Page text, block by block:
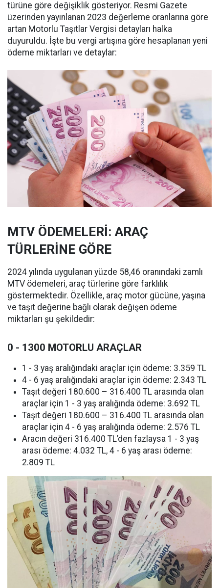
türüne göre değişiklik gösteriyor. Resmi Gazete
üzerinden yayınlanan 2023 değerleme oranlarına göre
artan Motorlu Taşıtlar Vergisi detayları halka
duyuruldu. İşte bu vergi artışına göre hesaplanan yeni
ödeme miktarları ve detaylar:
MTV ÖDEMELERİ: ARAÇ
TÜRLERİNE GÖRE
2024 yılında uygulanan yüzde 58,46 oranındaki zamlı
MTV ödemeleri, araç türlerine göre farklılık
göstermektedir. Özellikle, araç motor gücüne, yaşına
ve taşıt değerine bağlı olarak değişen ödeme
miktarları şu şekildedir:
0 - 1300 MOTORLU ARAÇLAR
1 - 3 yaş aralığındaki araçlar için ödeme: 3.359 TL
4 - 6 yaş aralığındaki araçlar için ödeme: 2.343 TL
Taşıt değeri 180.600 – 316.400 TL arasında olan
araçlar için 1 - 3 yaş aralığında ödeme: 3.692 TL
Taşıt değeri 180.600 – 316.400 TL arasında olan
araçlar için 4 - 6 yaş aralığında ödeme: 2.576 TL
Aracın değeri 316.400 TL’den fazlaysa 1 - 3 yaş
arası ödeme: 4.032 TL, 4 - 6 yaş arası ödeme:
2.809 TL